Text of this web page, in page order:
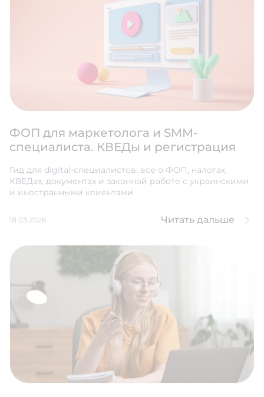
ФОП для маркетолога и SMM-
специалиста. КВЕДы и регистрация
Гид для digital-специалистов: все о ФОП, налогах,
КВЕДах, документах и законной работе с украинскими
и иностранными клиентами
18.03.2026 Читать дальше